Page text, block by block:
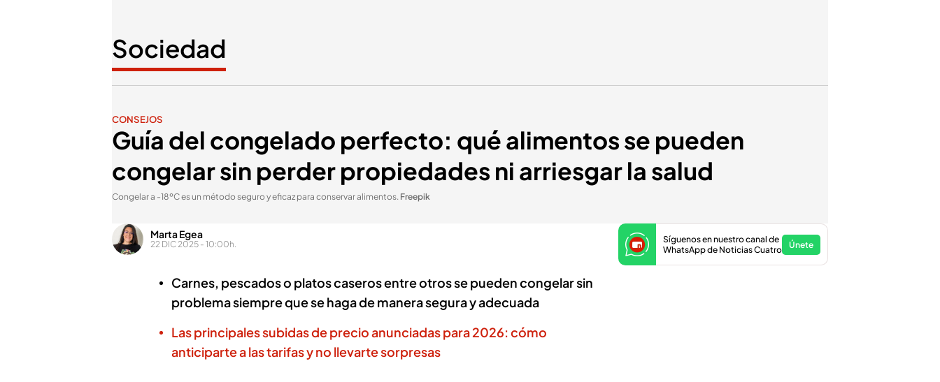
Sociedad
CONSEJOS
Guía del congelado perfecto: qué alimentos se pueden
congelar sin perder propiedades ni arriesgar la salud
Congelar a -18ºC es un método seguro y eficaz para conservar alimentos. Freepik
Marta Egea
22 DIC 2025 - 10:00h.
Carnes, pescados o platos caseros entre otros se pueden congelar sin
problema siempre que se haga de manera segura y adecuada
Las principales subidas de precio anunciadas para 2026: cómo
anticiparte a las tarifas y no llevarte sorpresas
Síguenos en nuestro canal de
WhatsApp de Noticias Cuatro
Únete